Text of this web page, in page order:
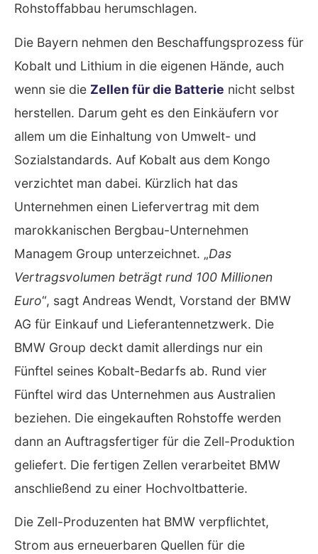
Rohstoffabbau herumschlagen.
Die Bayern nehmen den Beschaffungsprozess für
Kobalt und Lithium in die eigenen Hände, auch
wenn sie die Zellen für die Batterie nicht selbst
herstellen. Darum geht es den Einkäufern vor
allem um die Einhaltung von Umwelt- und
Sozialstandards. Auf Kobalt aus dem Kongo
verzichtet man dabei. Kürzlich hat das
Unternehmen einen Liefervertrag mit dem
marokkanischen Bergbau-Unternehmen
Managem Group unterzeichnet. „Das
Vertragsvolumen beträgt rund 100 Millionen
Euro“, sagt Andreas Wendt, Vorstand der BMW
AG für Einkauf und Lieferantennetzwerk. Die
BMW Group deckt damit allerdings nur ein
Fünftel seines Kobalt-Bedarfs ab. Rund vier
Fünftel wird das Unternehmen aus Australien
beziehen. Die eingekauften Rohstoffe werden
dann an Auftragsfertiger für die Zell-Produktion
geliefert. Die fertigen Zellen verarbeitet BMW
anschließend zu einer Hochvoltbatterie.
Die Zell-Produzenten hat BMW verpflichtet,
Strom aus erneuerbaren Quellen für die